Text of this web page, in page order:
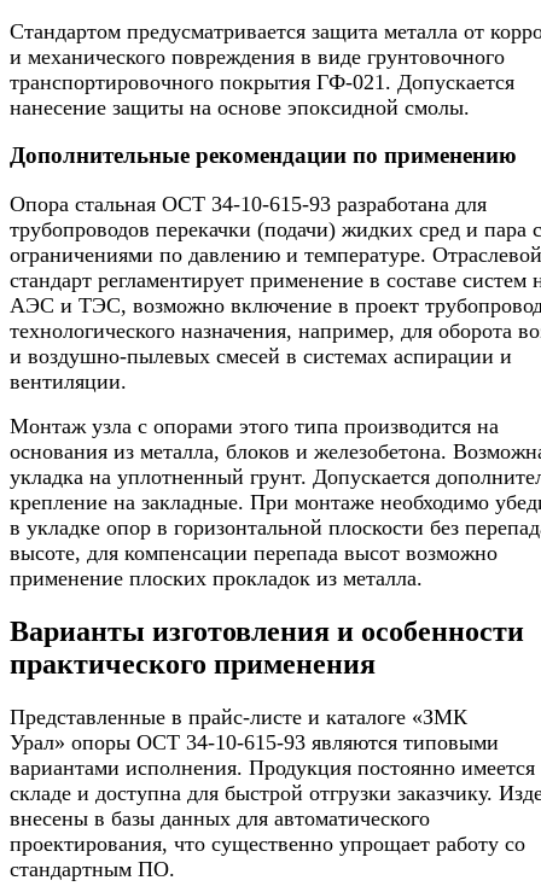
Стандартом предусматривается защита металла от
и механического повреждения в виде грунтовочного
транспортировочного покрытия ГФ-021. Допускается
нанесение защиты на основе эпоксидной смолы.
Дополнительные рекомендации по применению
Опора стальная ОСТ 34-10-615-93 разработана для
трубопроводов перекачки (подачи) жидких сред и пара с
ограничениями по давлению и температуре. Отраслевой
стандарт регламентирует применение в составе систем
АЭС и ТЭС, возможно включение в проект
технологического назначения, например, для оборота
и воздушно-пылевых смесей в системах аспирации и
вентиляции.
Монтаж узла с опорами этого типа производится на
основания из металла, блоков и железобетона.
укладка на уплотненный грунт. Допускается
крепление на закладные. При монтаже необходимо
в укладке опор в горизонтальной плоскости без
высоте, для компенсации перепада высот возможно
применение плоских прокладок из металла.
Варианты изготовления и особенности
практического применения
Представленные в прайс-листе и каталоге «ЗМК
Урал» опоры ОСТ 34-10-615-93 являются типовыми
вариантами исполнения. Продукция постоянно имеется
складе и доступна для быстрой отгрузки заказчику.
внесены в базы данных для автоматического
проектирования, что существенно упрощает работу со
стандартным ПО.